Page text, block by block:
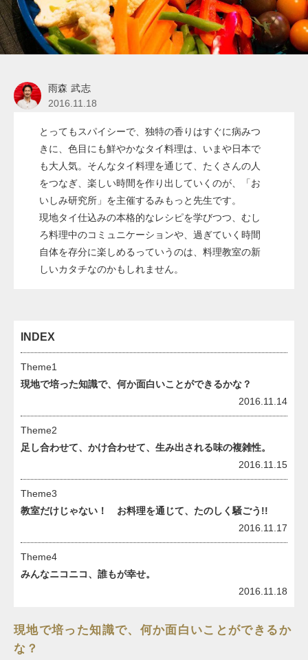
雨森 武志
2016.11.18
とってもスパイシーで、独特の香りはすぐに病みつ
きに、色目にも鮮やかなタイ料理は、いまや日本で
も大人気。そんなタイ料理を通じて、たくさんの人
をつなぎ、楽しい時間を作り出していくのが、「お
いしみ研究所」を主催するみもっと先生です。
現地タイ仕込みの本格的なレシピを学びつつ、むし
ろ料理中のコミュニケーションや、過ぎていく時間
自体を存分に楽しめるっていうのは、料理教室の新
しいカタチなのかもしれません。
INDEX
Theme1
現地で培った知識で、何か面白いことができるかな？
2016.11.14
Theme2
足し合わせて、かけ合わせて、生み出される味の複雑性。
2016.11.15
Theme3
教室だけじゃない！ お料理を通じて、たのしく騒ごう!!
2016.11.17
Theme4
みんなニコニコ、誰もが幸せ。
2016.11.18
現地で培った知識で、何か面白いことができるか
な？